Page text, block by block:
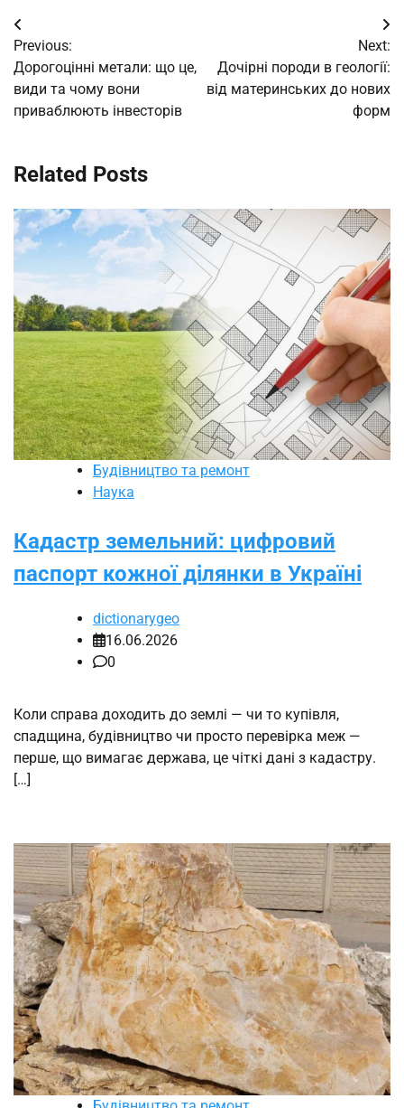
Post
navigation
Previous:
Дорогоцінні метали: що це,
види та чому вони
приваблюють інвесторів
Next:
Дочірні породи в геології:
від материнських до нових
форм
Related Posts
Будівництво та ремонт
Наука
Кадастр земельний: цифровий
паспорт кожної ділянки в Україні
dictionarygeo
16.06.2026
0
Коли справа доходить до землі — чи то купівля,
спадщина, будівництво чи просто перевірка меж —
перше, що вимагає держава, це чіткі дані з кадастру.
[…]